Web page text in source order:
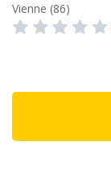
Vienne (86)